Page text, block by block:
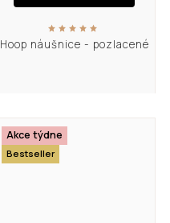
Hoop náušnice - pozlacené
Akce týdne
Bestseller